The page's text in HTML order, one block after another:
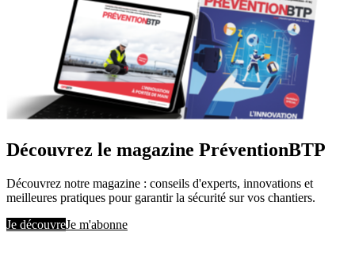
Découvrez le magazine PréventionBTP
Découvrez notre magazine : conseils d'experts, innovations et
meilleures pratiques pour garantir la sécurité sur vos chantiers.
Je découvreJe m'abonne